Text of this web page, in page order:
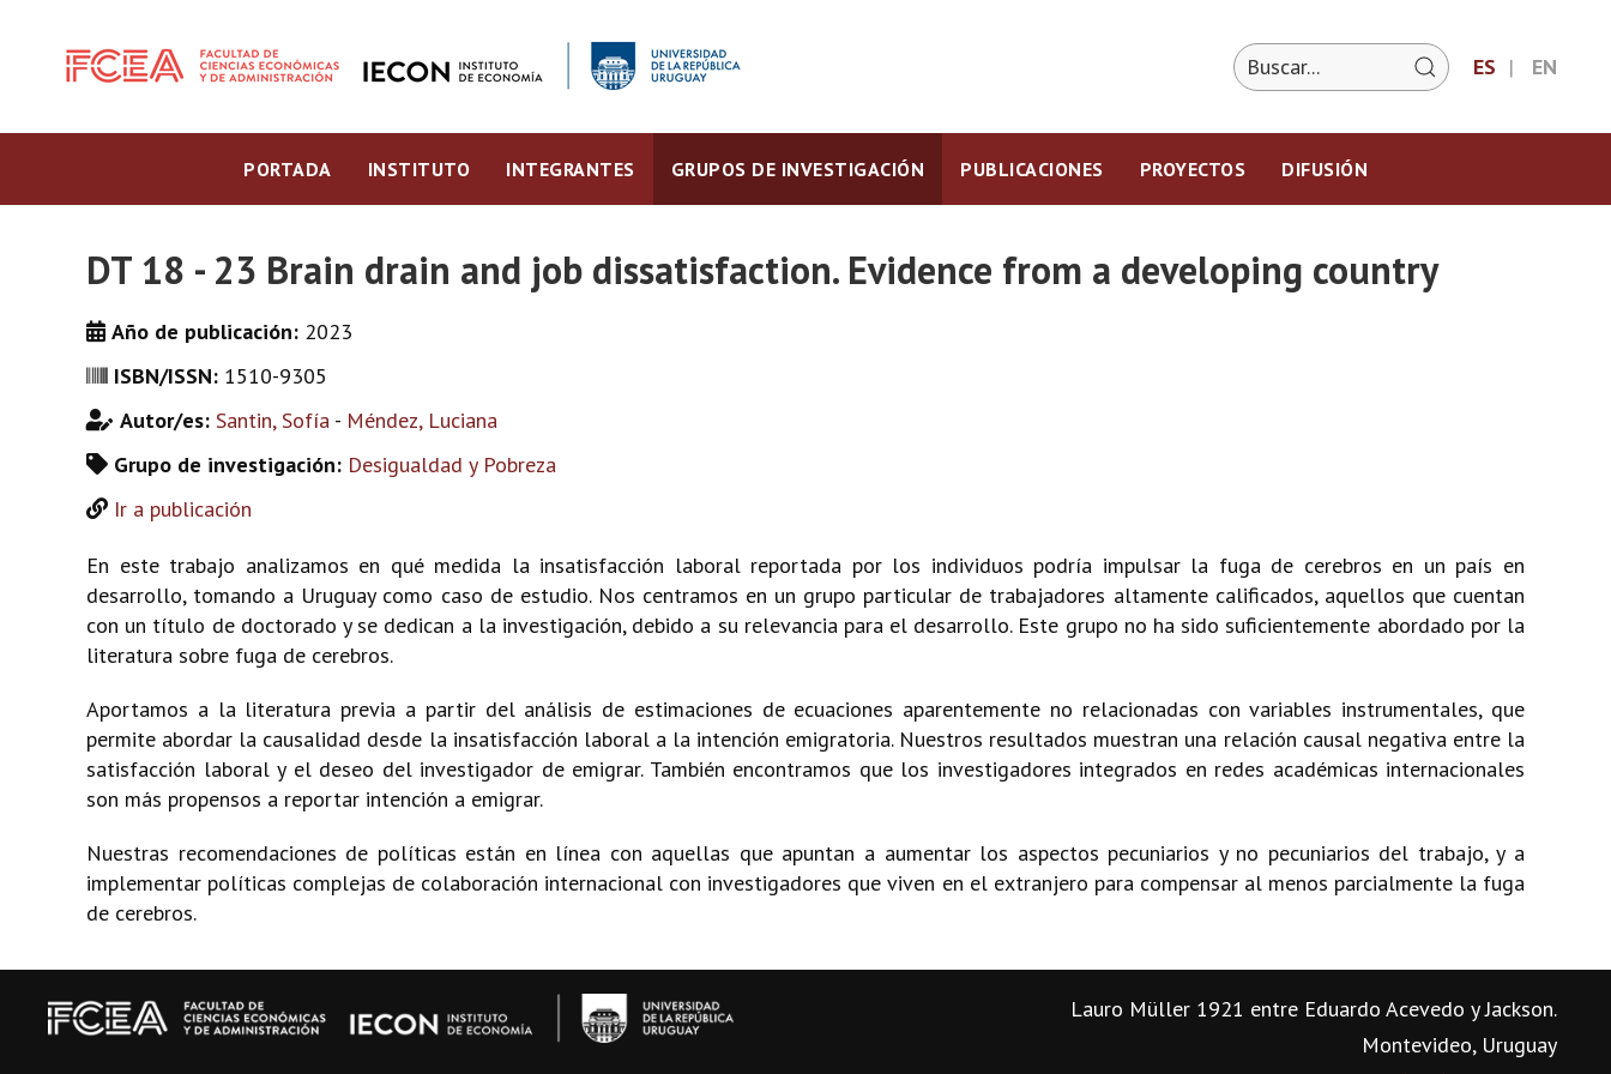
ES EN
PORTADA INSTITUTO INTEGRANTES GRUPOS DE INVESTIGACIÓN PUBLICACIONES PROYECTOS DIFUSIÓN
DT 18 - 23 Brain drain and job dissatisfaction. Evidence from a developing country
Año de publicación: 2023
ISBN/ISSN: 1510-9305
Autor/es: Santin, Sofía - Méndez, Luciana
Grupo de investigación: Desigualdad y Pobreza
Ir a publicación
En este trabajo analizamos en qué medida la insatisfacción laboral reportada por los individuos podría impulsar la fuga de cerebros en un país en
desarrollo, tomando a Uruguay como caso de estudio. Nos centramos en un grupo particular de trabajadores altamente calificados, aquellos que cuentan
con un título de doctorado y se dedican a la investigación, debido a su relevancia para el desarrollo. Este grupo no ha sido suficientemente abordado por la
literatura sobre fuga de cerebros.
Aportamos a la literatura previa a partir del análisis de estimaciones de ecuaciones aparentemente no relacionadas con variables instrumentales, que
permite abordar la causalidad desde la insatisfacción laboral a la intención emigratoria. Nuestros resultados muestran una relación causal negativa entre la
satisfacción laboral y el deseo del investigador de emigrar. También encontramos que los investigadores integrados en redes académicas internacionales
son más propensos a reportar intención a emigrar.
Nuestras recomendaciones de políticas están en línea con aquellas que apuntan a aumentar los aspectos pecuniarios y no pecuniarios del trabajo, y a
implementar políticas complejas de colaboración internacional con investigadores que viven en el extranjero para compensar al menos parcialmente la fuga
de cerebros.
Lauro Müller 1921 entre Eduardo Acevedo y Jackson.
Montevideo, Uruguay